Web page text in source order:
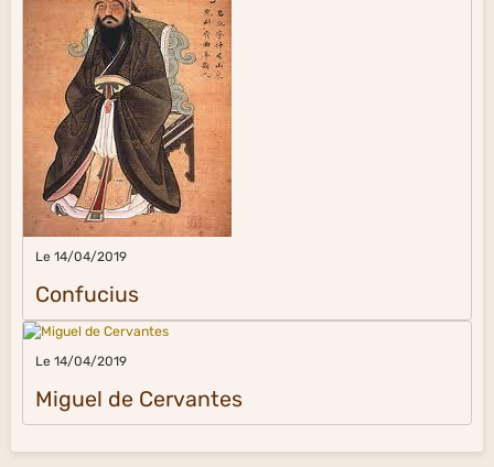
Le 14/04/2019
Confucius
Le 14/04/2019
Miguel de Cervantes